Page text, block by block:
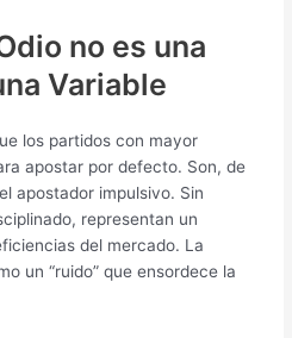
no es una
Variable
los partidos con mayor
apostar por defecto. Son, de
apostador impulsivo. Sin
representan un
del mercado. La
un “ruido” que ensordece la